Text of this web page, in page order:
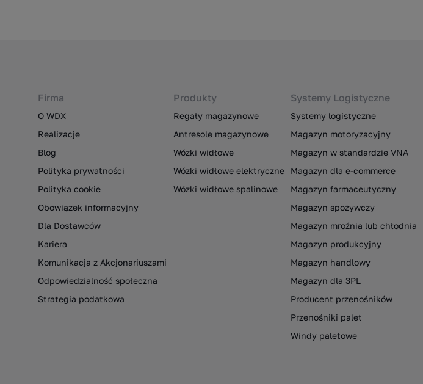
Firma
O WDX
Realizacje
Blog
Polityka prywatności
Polityka cookie
Obowiązek informacyjny
Dla Dostawców
Kariera
Komunikacja z Akcjonariuszami
Odpowiedzialność społeczna
Strategia podatkowa
Produkty
Regały magazynowe
Antresole magazynowe
Wózki widłowe
Wózki widłowe elektryczne
Wózki widłowe spalinowe
Systemy Logistyczne
Systemy logistyczne
Magazyn motoryzacyjny
Magazyn w standardzie VNA
Magazyn dla e-commerce
Magazyn farmaceutyczny
Magazyn spożywczy
Magazyn mroźnia lub chłodnia
Magazyn produkcyjny
Magazyn handlowy
Magazyn dla 3PL
Producent przenośników
Przenośniki palet
Windy paletowe